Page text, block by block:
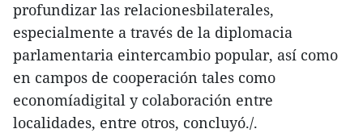
profundizar las relacionesbilaterales,
especialmente a través de la diplomacia
parlamentaria eintercambio popular, así como
en campos de cooperación tales como
economíadigital y colaboración entre
localidades, entre otros, concluyó./.